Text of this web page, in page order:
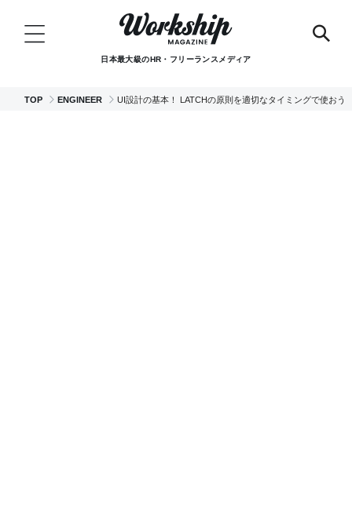
日本最大級のHR・フリーランスメディア
TOP ENGINEER UI設計の基本！ LATCHの原則を適切なタイミングで使おう